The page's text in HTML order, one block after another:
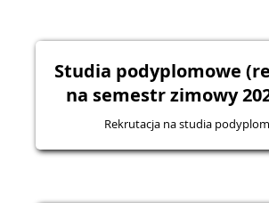
Studia podyplomowe
na semestr zimowy
Rekrutacja na studia